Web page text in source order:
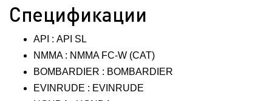
Спецификации
API : API SL
NMMA : NMMA FC-W (CAT)
BOMBARDIER : BOMBARDIER
EVINRUDE : EVINRUDE